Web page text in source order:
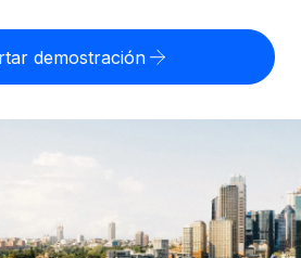
Remote
otras empresas.
de RR. HH. globales y nóminas para
REMOTE
demostración